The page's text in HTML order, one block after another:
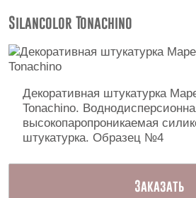
Поклейка обоев
Картины
Видео
Вопрос-ответ
Silancolor Tonachino
Декоративная штукатурка
Tonachino.
высокопаропроникаемая
штукатурка. Образец №4
Заказать